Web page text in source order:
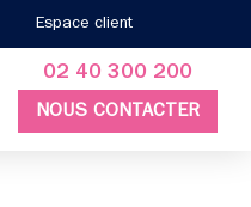
Espace client
02 40 300 200
NOUS CONTACTER